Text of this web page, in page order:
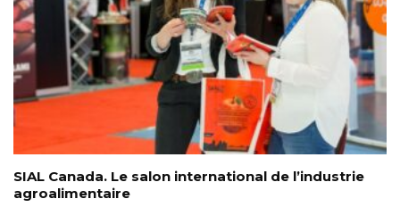
SIAL Canada. Le salon international de l’industrie
agroalimentaire